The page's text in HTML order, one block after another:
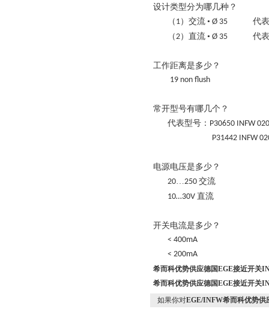
设计类型分为哪几种？
（ 1）交流 • Ø 35 代
（2）直流 • Ø 35 代
工作距离是多少？
19 non flush
常开型号有哪几个？
代表型号： P30650 INFW
P31442 INFW
电源电压是多少？
20…250 交流
10…30V 直流
开关电流是多少？
< 400mA
< 200mA
希而科优势供应德国EGE接近开关
希而科优势供应德国EGE接近开关
如果你对EGE/INFW希而科优势